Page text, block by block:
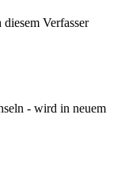
diesem Verfasser
- wird in neuem